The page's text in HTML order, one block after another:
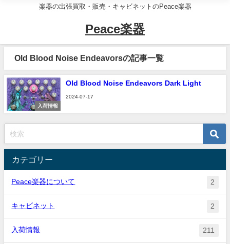
楽器の出張買取・販売・キャビネットのPeace楽器
Peace楽器
Old Blood Noise Endeavorsの記事一覧
入荷情報
Old Blood Noise Endeavors Dark Light
2024-07-17
カテゴリー
Peace楽器について 2
キャビネット 2
入荷情報 211